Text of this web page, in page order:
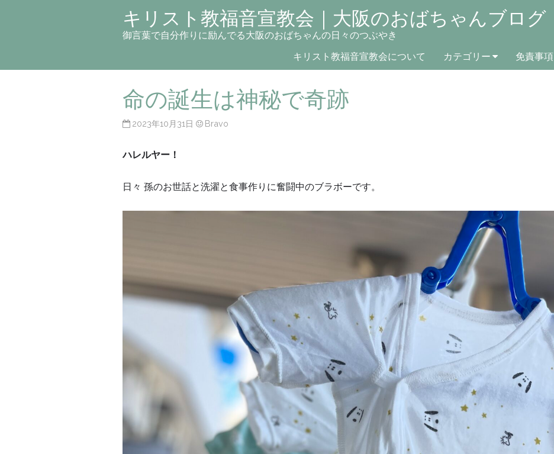
キリスト教福音宣教会｜大阪のおばちゃんブログ
御言葉で自分作りに励んでる大阪のおばちゃんの日々のつぶやき
キリスト教福音宣教会について カテゴリー 免責事項
命の誕生は神秘で奇跡
2023年10月31日 Bravo
ハレルヤー！
日々 孫のお世話と洗濯と食事作りに奮闘中のブラボーです。